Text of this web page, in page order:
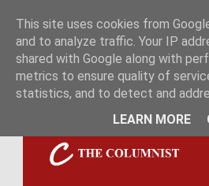
This site uses cookies from
and to analyze traffic. Your IP
shared with Google along with
metrics to ensure quality of
statistics, and to detect and
LEARN MORE